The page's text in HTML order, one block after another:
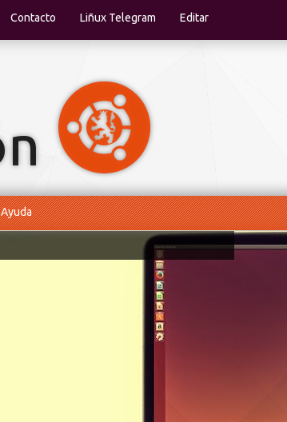
Contacto Liñux Telegram Editar
Ayuda